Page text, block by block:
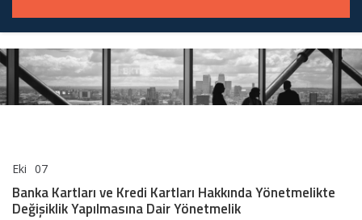
Eki 07
ve
Kredi
Banka Kartları ve Kredi Kartları Hakkında Yönetmelikte
Değişiklik Yapılmasına Dair Yönetmelik